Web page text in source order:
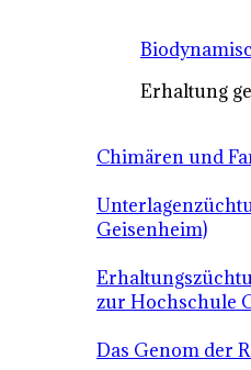
Erhaltung
Chimären und
Geisenheim)
zur Hochschule
Das Genom der